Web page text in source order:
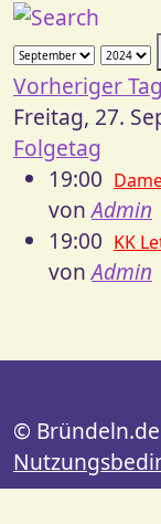
Vorheriger Tag
Freitag, 27.
Folgetag
19:00
von Admin
19:00 KK
von Admin
©